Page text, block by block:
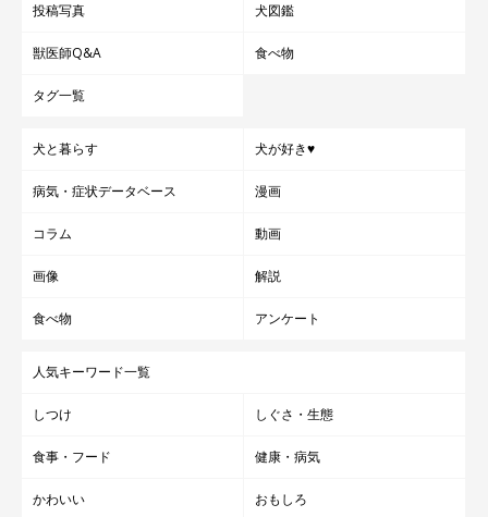
投稿写真 犬図鑑
獣医師Q&A 食べ物
タグ一覧
犬と暮らす 犬が好き♥
病気・症状データベース 漫画
コラム 動画
画像 解説
食べ物 アンケート
人気キーワード一覧
しつけ しぐさ・生態
食事・フード 健康・病気
かわいい おもしろ